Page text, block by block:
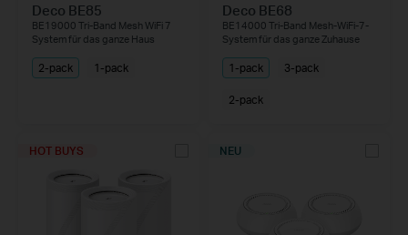
Deco BE85
BE19000 Tri-Band Mesh WiFi 7
System für das ganze Haus
2-pack 1-pack
Deco BE68
BE14000 Tri-Band Mesh-WiFi-7-
System für das ganze Zuhause
1-pack 3-pack
2-pack
HOT BUYS NEU